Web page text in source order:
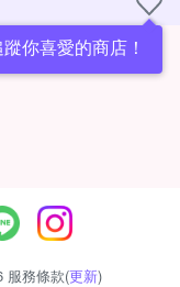
你喜愛的商店！
服務條款(更新)